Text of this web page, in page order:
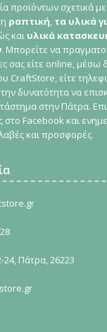
προϊόντων σχετικά με
ραπτική, τα υλικά
και υλικά
. Μπορείτε να
σας είτε online, μέσω
CraftStore, είτε
δυνατότητα να
στην Πάτρα.
στο Facebook και
και προσφορές.
24, Πάτρα, 26223